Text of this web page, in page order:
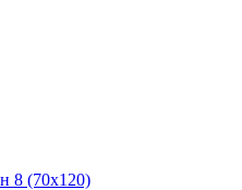
8 (70x120)